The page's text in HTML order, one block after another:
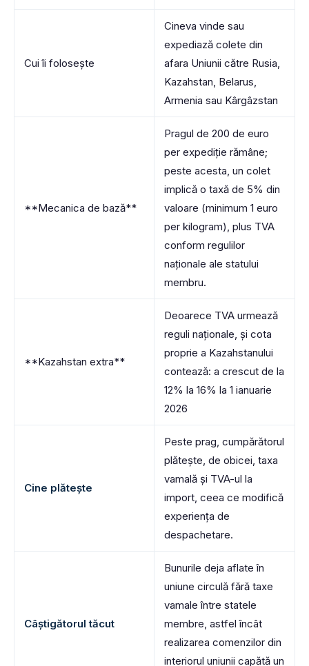
Cui îi folosește
Cineva vinde sau
expediază colete din
afara Uniunii către Rusia,
Kazahstan, Belarus,
Armenia sau Kârgâzstan
**Mecanica de bază**
Pragul de 200 de euro
per expediție rămâne;
peste acesta, un colet
implică o taxă de 5% din
valoare (minimum 1 euro
per kilogram), plus TVA
conform regulilor
naționale ale statului
membru.
**Kazahstan extra**
Deoarece TVA urmează
reguli naționale, și cota
proprie a Kazahstanului
contează: a crescut de la
12% la 16% la 1 ianuarie
2026
Cine plătește
Peste prag, cumpărătorul
plătește, de obicei, taxa
vamală și TVA-ul la
import, ceea ce modifică
experiența de
despachetare.
Câștigătorul tăcut
Bunurile deja aflate în
uniune circulă fără taxe
vamale între statele
membre, astfel încât
realizarea comenzilor din
interiorul uniunii capătă un